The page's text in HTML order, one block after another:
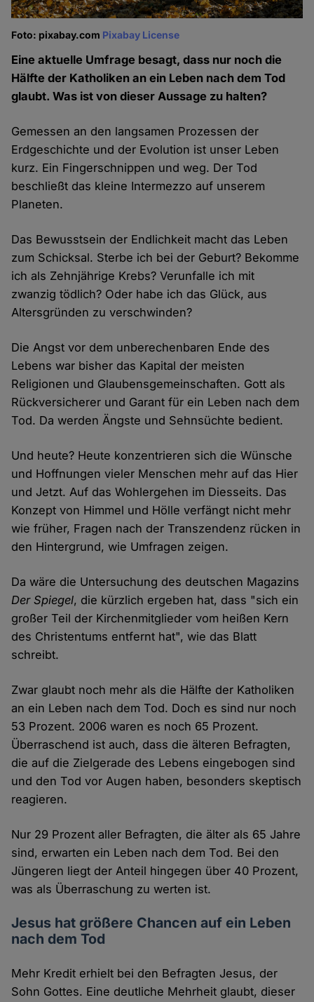
Foto: pixabay.com Pixabay License
Eine aktuelle Umfrage besagt, dass nur noch die
Hälfte der Katholiken an ein Leben nach dem Tod
glaubt. Was ist von dieser Aussage zu halten?
Gemessen an den langsamen Prozessen der
Erdgeschichte und der Evolution ist unser Leben
kurz. Ein Fingerschnippen und weg. Der Tod
beschließt das kleine Intermezzo auf unserem
Planeten.
Das Bewusstsein der Endlichkeit macht das Leben
zum Schicksal. Sterbe ich bei der Geburt? Bekomme
ich als Zehnjährige Krebs? Verunfalle ich mit
zwanzig tödlich? Oder habe ich das Glück, aus
Altersgründen zu verschwinden?
Die Angst vor dem unberechenbaren Ende des
Lebens war bisher das Kapital der meisten
Religionen und Glaubensgemeinschaften. Gott als
Rückversicherer und Garant für ein Leben nach dem
Tod. Da werden Ängste und Sehnsüchte bedient.
Und heute? Heute konzentrieren sich die Wünsche
und Hoffnungen vieler Menschen mehr auf das Hier
und Jetzt. Auf das Wohlergehen im Diesseits. Das
Konzept von Himmel und Hölle verfängt nicht mehr
wie früher, Fragen nach der Transzendenz rücken in
den Hintergrund, wie Umfragen zeigen.
Da wäre die Untersuchung des deutschen Magazins
Der Spiegel, die kürzlich ergeben hat, dass "sich ein
großer Teil der Kirchenmitglieder vom heißen Kern
des Christentums entfernt hat", wie das Blatt
schreibt.
Zwar glaubt noch mehr als die Hälfte der Katholiken
an ein Leben nach dem Tod. Doch es sind nur noch
53 Prozent. 2006 waren es noch 65 Prozent.
Überraschend ist auch, dass die älteren Befragten,
die auf die Zielgerade des Lebens eingebogen sind
und den Tod vor Augen haben, besonders skeptisch
reagieren.
Nur 29 Prozent aller Befragten, die älter als 65 Jahre
sind, erwarten ein Leben nach dem Tod. Bei den
Jüngeren liegt der Anteil hingegen über 40 Prozent,
was als Überraschung zu werten ist.
Jesus hat größere Chancen auf ein Leben
nach dem Tod
Mehr Kredit erhielt bei den Befragten Jesus, der
Sohn Gottes. Eine deutliche Mehrheit glaubt, dieser